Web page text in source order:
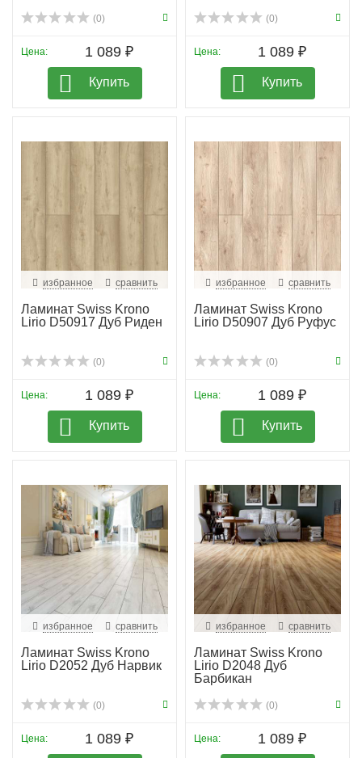
(0)
Цена: 1 089 ₽
Купить
(0)
Цена: 1 089 ₽
Купить
избранное сравнить
Ламинат Swiss Krono
Lirio D50917 Дуб Риден
(0)
Цена: 1 089 ₽
Купить
избранное сравнить
Ламинат Swiss Krono
Lirio D50907 Дуб Руфус
(0)
Цена: 1 089 ₽
Купить
избранное сравнить
Ламинат Swiss Krono
Lirio D2052 Дуб Нарвик
(0)
Цена: 1 089 ₽
избранное сравнить
Ламинат Swiss Krono
Lirio D2048 Дуб
Барбикан
(0)
Цена: 1 089 ₽